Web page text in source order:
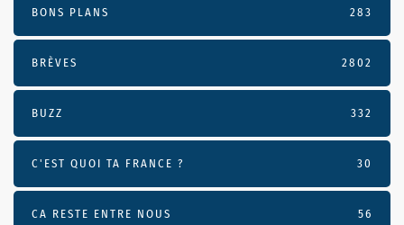
BONS PLANS 283
BRÈVES 2802
BUZZ 332
C'EST QUOI TA FRANCE ? 30
CA RESTE ENTRE NOUS 56